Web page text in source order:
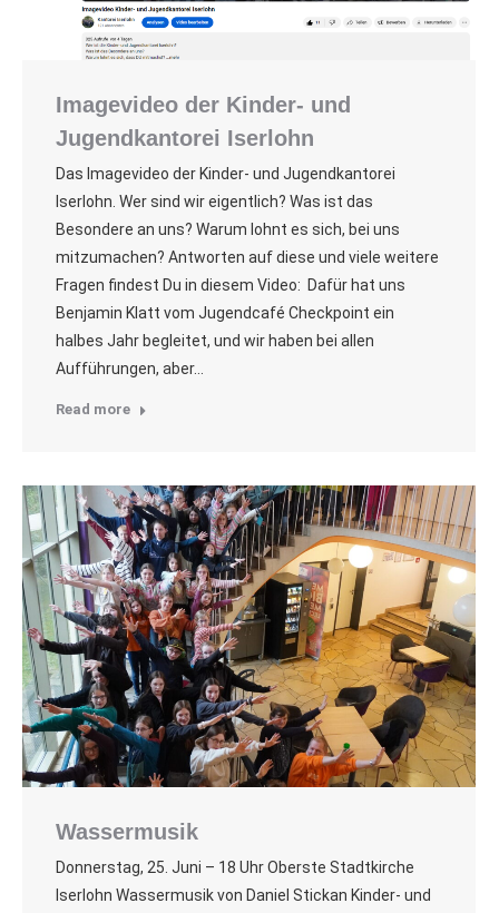
Imagevideo der Kinder- und
Jugendkantorei Iserlohn
Das Imagevideo der Kinder- und Jugendkantorei
Iserlohn. Wer sind wir eigentlich? Was ist das
Besondere an uns? Warum lohnt es sich, bei uns
mitzumachen? Antworten auf diese und viele weitere
Fragen findest Du in diesem Video: Dafür hat uns
Benjamin Klatt vom Jugendcafé Checkpoint ein
halbes Jahr begleitet, und wir haben bei allen
Aufführungen, aber…
Read more
Wassermusik
Donnerstag, 25. Juni – 18 Uhr Oberste Stadtkirche
Iserlohn Wassermusik von Daniel Stickan Kinder- und